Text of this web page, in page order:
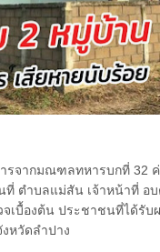
รจากมณฑลทหารบกที่ 32
ที่ ตำบลแม่สัน เจ้าหน้าที่
เบื้องต้น ประชาชนที่ได้รั
หวัดลำปาง